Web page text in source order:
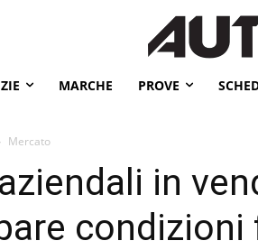
MARCHE PROVE
Mercato
in
condizioni